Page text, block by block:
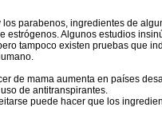
parabenos, ingredientes de
estrógenos. Algunos estudios
tampoco existen pruebas que
de mama aumenta en países
de antitranspirantes.
puede hacer que los